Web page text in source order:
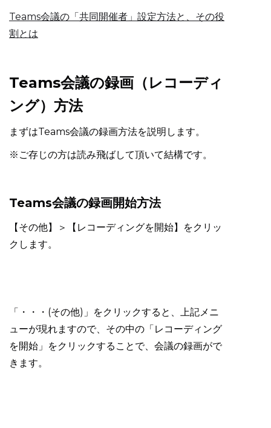
Teams会議の「共同開催者」設定方法と、その役
割とは
Teams会議の録画（レコーディ
ング）方法
まずはTeams会議の録画方法を説明します。
※ご存じの方は読み飛ばして頂いて結構です。
Teams会議の録画開始方法
【その他】＞【レコーディングを開始】をクリッ
クします。
「・・・(その他)」をクリックすると、上記メニ
ューが現れますので、その中の「レコーディング
を開始」をクリックすることで、会議の録画がで
きます。